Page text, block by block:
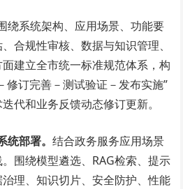
绕系统架构、应用场景、功能要
合规性审核、数据与知识管理、
建立全市统一标准规范体系，构
修订完善－测试验证－发布实施”
代和业务反馈动态修订更新。
统部署。结合政务服务应用场景
围绕模型遴选、RAG检索、提示
理、知识切片、安全防护、性能